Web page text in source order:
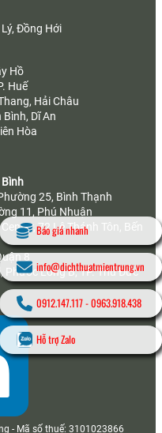
Đồng Hới
Hồ
Huế
Hải Châu
Dĩ An
Hòa
Bình
25, Bình Thạnh
11, Phú Nhuận
72 Lê Thánh Tôn, Bến
8
Phước Long B, TP. Thủ Đức
- Mã số thuế: 3101023866
Báo giá nhanh
info@dichthuatmientrung.vn
0912.147.117-0963.918.438
Hỗ trợ Zalo